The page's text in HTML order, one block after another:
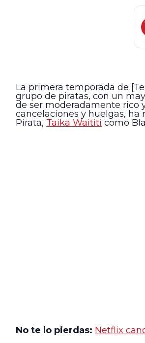
La primera temporada de
grupo de piratas, con un
de ser moderadamente rico
cancelaciones y huelgas,
Pirata, Taika Waititi como
No te lo pierdas: Netflix